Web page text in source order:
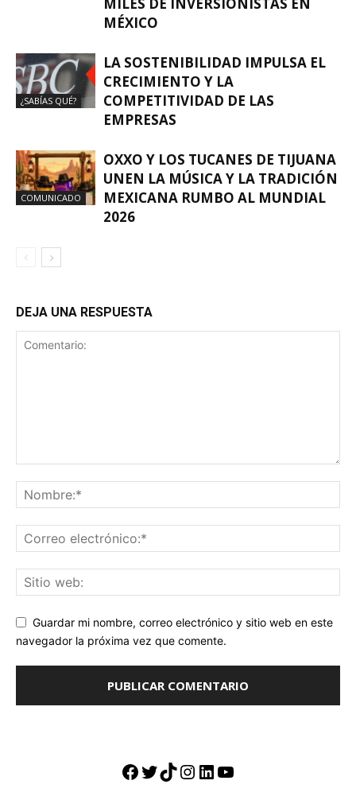
MILES DE INVERSIONISTAS EN
MÉXICO
¿SABÍAS QUÉ?
LA SOSTENIBILIDAD IMPULSA EL
CRECIMIENTO Y LA
COMPETITIVIDAD DE LAS
EMPRESAS
COMUNICADO
OXXO Y LOS TUCANES DE TIJUANA
UNEN LA MÚSICA Y LA TRADICIÓN
MEXICANA RUMBO AL MUNDIAL
2026
DEJA UNA RESPUESTA
Guardar mi nombre, correo electrónico y sitio web en este
navegador la próxima vez que comente.
Facebook
Twitter
TikTok
Instagram
LinkedIn
YouTube